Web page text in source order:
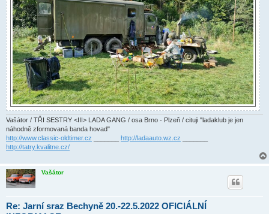
Vašátor / TŘI SESTRY <III> LADA GANG / osa Brno - Plzeň / cituji "ladaklub je jen
náhodně zformovaná banda hovad"
http://www.classic-oldtimer.cz
http://ladaauto.wz.cz
http://tatry.kvalitne.cz/
Vašátor
Re: Jarní sraz Bechyně 20.-22.5.2022 OFICIÁLNÍ